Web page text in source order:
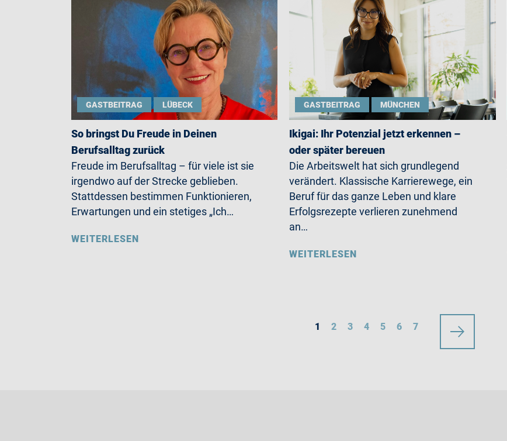
GASTBEITRAG LÜBECK
So bringst Du Freude in Deinen
Berufsalltag zurück
Freude im Berufsalltag – für viele ist sie
irgendwo auf der Strecke geblieben.
Stattdessen bestimmen Funktionieren,
Erwartungen und ein stetiges „Ich…
WEITERLESEN
GASTBEITRAG MÜNCHEN
Ikigai: Ihr Potenzial jetzt erkennen –
oder später bereuen
Die Arbeitswelt hat sich grundlegend
verändert. Klassische Karrierewege, ein
Beruf für das ganze Leben und klare
Erfolgsrezepte verlieren zunehmend
an…
WEITERLESEN
1 2 3 4 5 6 7